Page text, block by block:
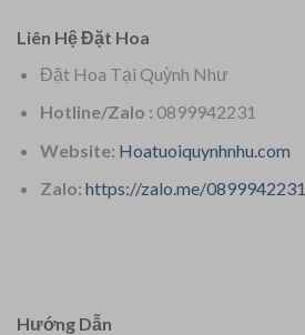
Liên Hệ Đặt Hoa
Đặt Hoa Tại Quỳnh Như
Hotline/Zalo : 0899942231
Website: Hoatuoiquynhnhu.com
Zalo: https://zalo.me/0899942231
Hướng Dẫn